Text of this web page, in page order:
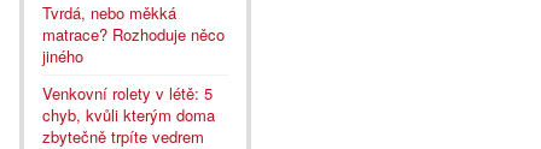
Tvrdá, nebo měkká
matrace? Rozhoduje něco
jiného
Venkovní rolety v létě: 5
chyb, kvůli kterým doma
zbytečně trpíte vedrem